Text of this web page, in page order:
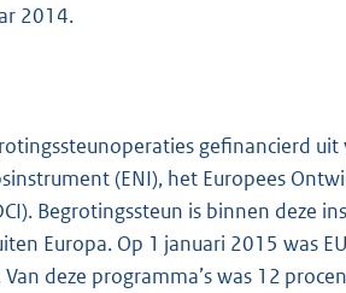
2014.
gefinancierd
(ENI), het Europees
Begrotingssteun is binnen deze
Europa. Op 1 januari 2015 was
deze programma’s was 12